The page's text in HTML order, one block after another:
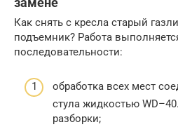
Как снять с кресла старый
подъемник? Работа
последовательности:
обработка всех мест
стула жидкостью
разборки;